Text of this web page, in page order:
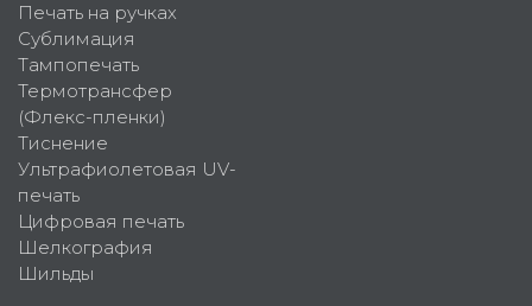
Печать на ручках
Сублимация
Тампопечать
Термотрансфер
(Флекс-пленки)
Тиснение
Ультрафиолетовая UV-
печать
Цифровая печать
Шелкография
Шильды